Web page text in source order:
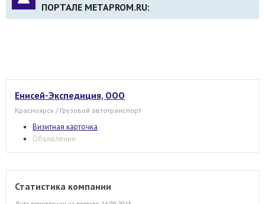
ПОРТАЛЕ METAPROM.RU:
Енисей-Экспедиция, ООО
Красноярск / Грузовой автотранспорт
Визитная карточка
Объявления
Статистика компании